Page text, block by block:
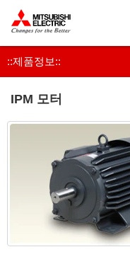
::제품정보::
IPM 모터